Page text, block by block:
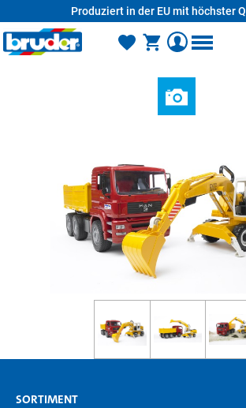
Produziert in der EU mit höchster
SORTIMENT